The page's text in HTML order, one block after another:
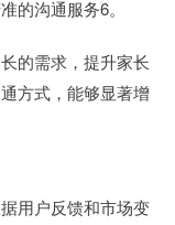
的沟通服务6。
的需求，提升家长
方式，能够显著增
用户反馈和市场变